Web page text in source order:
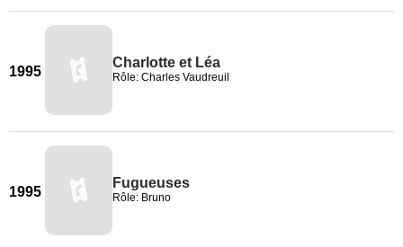
1995
Charlotte et Léa
Rôle: Charles Vaudreuil
1995
Fugueuses
Rôle: Bruno